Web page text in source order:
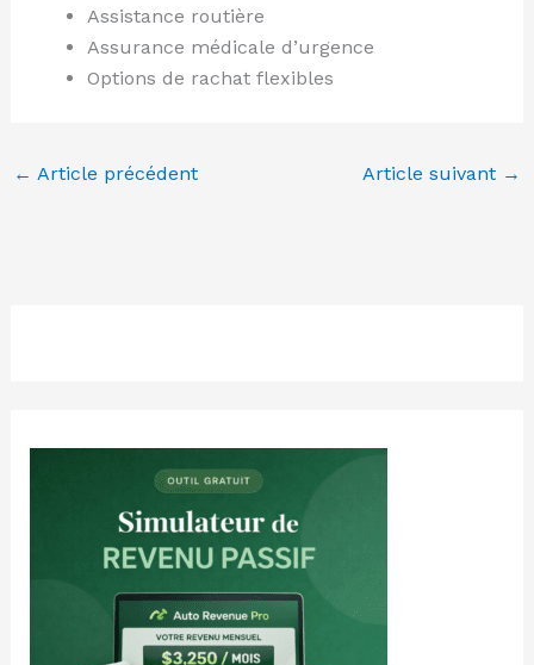
Assistance routière
Assurance médicale d’urgence
Options de rachat flexibles
← Article précédent Article suivant →